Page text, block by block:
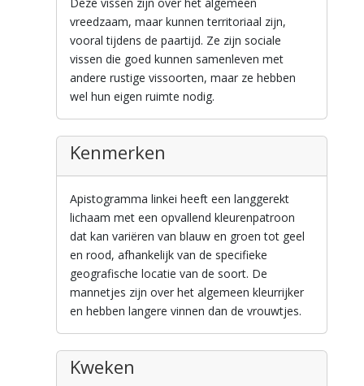
vreedzaam, maar kunnen territoriaal zijn,
vooral tijdens de paartijd. Ze zijn sociale
vissen die goed kunnen samenleven met
andere rustige vissoorten, maar ze hebben
wel hun eigen ruimte nodig.
Kenmerken
Apistogramma linkei heeft een langgerekt
lichaam met een opvallend kleurenpatroon
dat kan variëren van blauw en groen tot geel
en rood, afhankelijk van de specifieke
geografische locatie van de soort. De
mannetjes zijn over het algemeen kleurrijker
en hebben langere vinnen dan de vrouwtjes.
Kweken